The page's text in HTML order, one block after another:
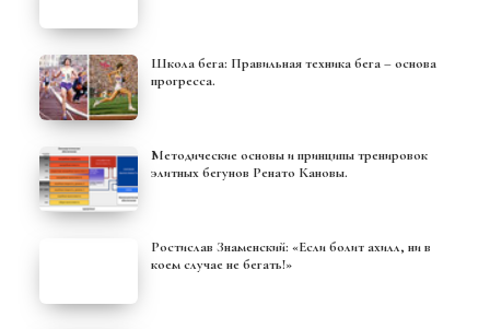
Школа бега: Правильная техника бега – основа
прогресса.
Методические основы и принципы тренировок
элитных бегунов Ренато Кановы.
Ростислав Знаменский: «Если болит ахилл, ни в
коем случае не бегать!»